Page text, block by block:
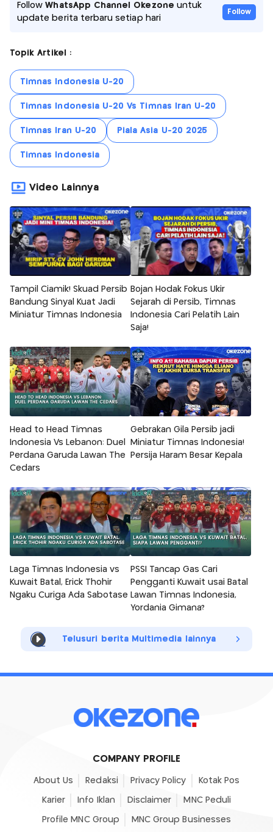
FollowWhatsApp Channel Okezone untuk
update berita terbaru setiap hari
Follow
Topik Artikel :
Timnas Indonesia U-20
Timnas Indonesia U-20 Vs Timnas Iran U-20
Timnas Iran U-20 Piala Asia U-20 2025
Timnas Indonesia
Video Lainnya
Tampil Ciamik! Skuad Persib
Bandung Sinyal Kuat Jadi
Miniatur Timnas Indonesia
Bojan Hodak Fokus Ukir
Sejarah di Persib, Timnas
Indonesia Cari Pelatih Lain
Saja!
Head to Head Timnas
Indonesia Vs Lebanon: Duel
Perdana Garuda Lawan The
Cedars
Gebrakan Gila Persib jadi
Miniatur Timnas Indonesia!
Persija Haram Besar Kepala
Laga Timnas Indonesia vs
Kuwait Batal, Erick Thohir
Ngaku Curiga Ada Sabotase
PSSI Tancap Gas Cari
Pengganti Kuwait usai Batal
Lawan Timnas Indonesia,
Yordania Gimana?
Telusuri berita Multimedia lainnya
COMPANY PROFILE
About Us Redaksi Privacy Policy Kotak Pos
Karier Info Iklan Disclaimer MNC Peduli
Profile MNC Group MNC Group Businesses